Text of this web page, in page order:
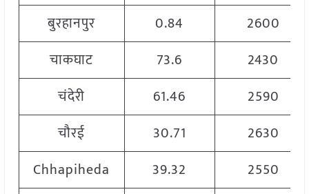
बुरहानपुर
0.84
2600
चाकघाट
73.6
2430
चंदेरी
61.46
2590
चौरई
30.71
2630
Chhapiheda
39.32
2550